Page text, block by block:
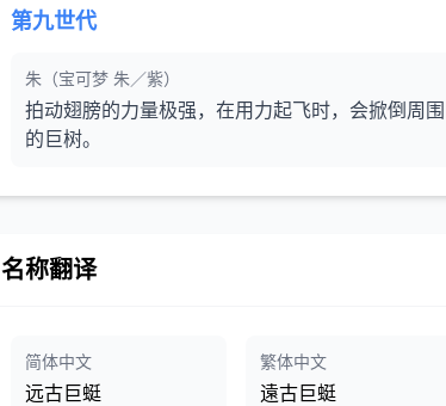
第九世代
朱（宝可梦 朱／紫）
拍动翅膀的力量极强，在用力起飞时，会掀倒周围
的巨树。
名称翻译
简体中文
远古巨蜓
繁体中文
遠古巨蜓